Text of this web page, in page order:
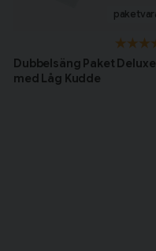
Dubbelsäng Paket Deluxe
med Låg Kudde